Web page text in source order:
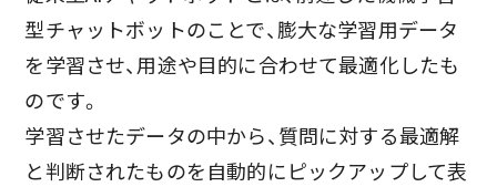
型チャットボットのことで、膨大な学習用データ
を学習させ、用途や目的に合わせて最適化したも
のです。
学習させたデータの中から、質問に対する最適解
と判断されたものを自動的にピックアップして表